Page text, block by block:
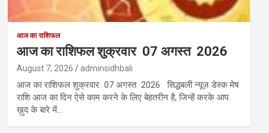
आज का राशिफल
आज का राशिफल शुक्रवार 07 अगस्त 2026
August 7, 2026 adminsidhbali
आज का राशिफल शुक्रवार 07 अगस्त 2026 सिद्धबली न्यूज़ डेस्क मेष
राशि आज का दिन ऐसे काम करने के लिए बेहतरीन है, जिन्हें करके आप
ख़ुद के बारे में…